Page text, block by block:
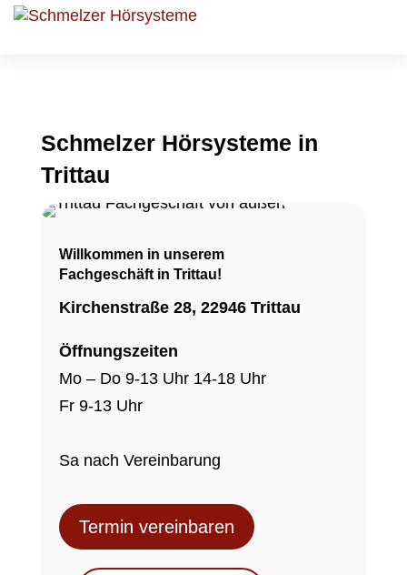
Schmelzer Hörsysteme in
Trittau
Willkommen in unserem
Fachgeschäft in Trittau!
Kirchenstraße 28, 22946 Trittau
Öffnungszeiten
Mo – Do 9-13 Uhr 14-18 Uhr
Fr 9-13 Uhr
Sa nach Vereinbarung
Termin vereinbaren